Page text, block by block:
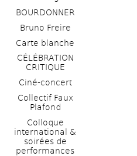
BOURDONNER
Bruno Freire
Carte blanche
CÉLÉBRATION
CRITIQUE
Ciné-concert
Collectif Faux
Plafond
Colloque
international &
soirées de
performances